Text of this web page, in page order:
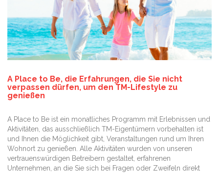
A Place to Be, die Erfahrungen, die Sie nicht
verpassen dürfen, um den TM-Lifestyle zu
genießen
A Place to Be ist ein monatliches Programm mit Erlebnissen und
Aktivitäten, das ausschließlich TM-Eigentümern vorbehalten ist
und Ihnen die Möglichkeit gibt, Veranstaltungen rund um Ihren
Wohnort zu genießen. Alle Aktivitäten wurden von unseren
vertrauenswürdigen Betreibern gestaltet, erfahrenen
Unternehmen, an die Sie sich bei Fragen oder Zweifeln direkt